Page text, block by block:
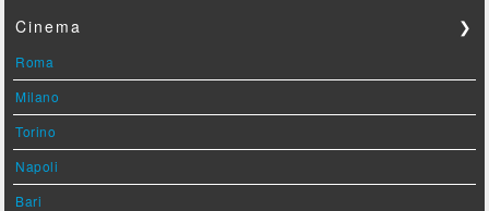
Cinema ❯
Roma
Milano
Torino
Napoli
Bari